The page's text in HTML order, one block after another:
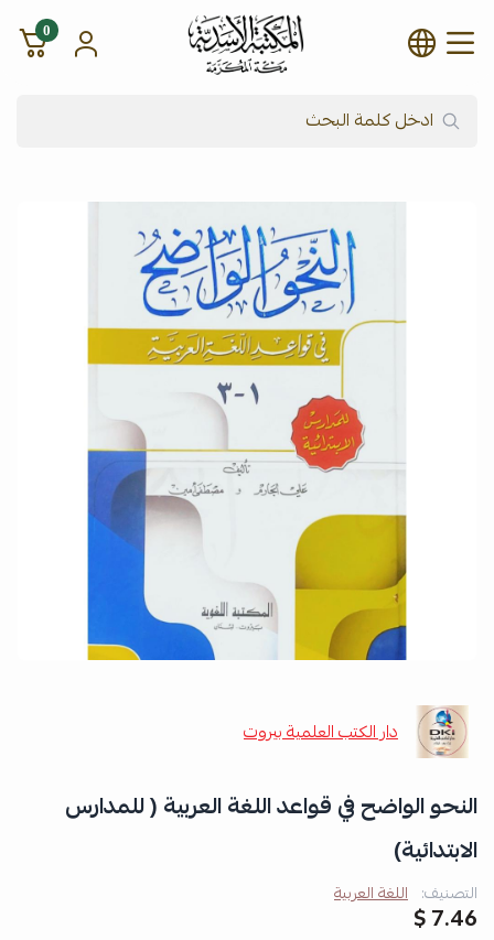
شركة المكتبة الأسدية للنشر
0
دار الكتب العلمية بيروت
النحو الواضح في قواعد اللغة العربية ( للمدارس
الابتدائية)
التصنيف: اللغة العربية
7.46 $